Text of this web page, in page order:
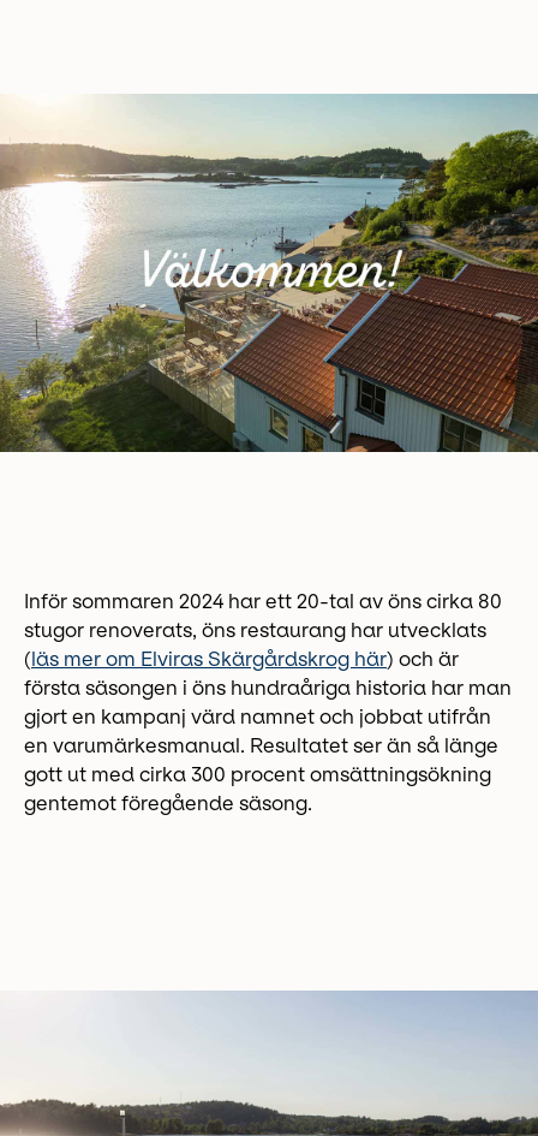
Inför sommaren 2024 har ett 20-tal av öns cirka 80
stugor renoverats, öns restaurang har utvecklats
(läs mer om Elviras Skärgårdskrog här) och är
första säsongen i öns hundraåriga historia har man
gjort en kampanj värd namnet och jobbat utifrån
en varumärkesmanual. Resultatet ser än så länge
gott ut med cirka 300 procent omsättningsökning
gentemot föregående säsong.